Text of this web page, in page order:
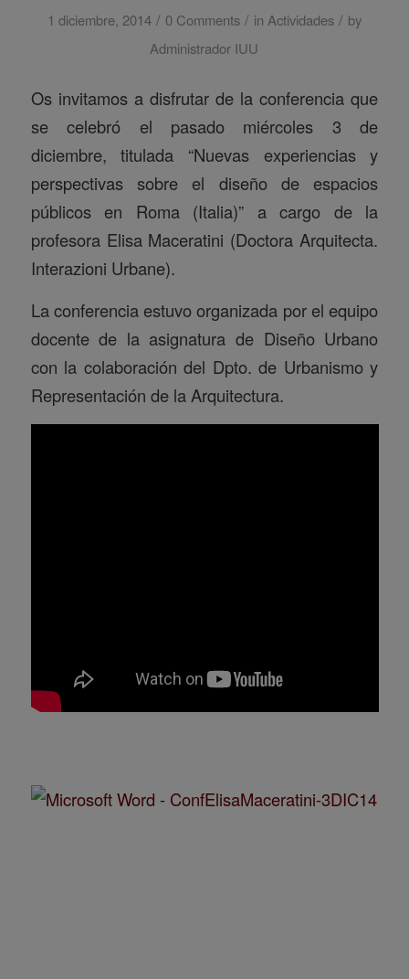
1 diciembre, 2014 / 0 Comments / in Actividades / by
Administrador IUU
Os invitamos a disfrutar de la conferencia que
se celebró el pasado miércoles 3 de
diciembre, titulada “Nuevas experiencias y
perspectivas sobre el diseño de espacios
públicos en Roma (Italia)” a cargo de la
profesora Elisa Maceratini (Doctora Arquitecta.
Interazioni Urbane).
La conferencia estuvo organizada por el equipo
docente de la asignatura de Diseño Urbano
con la colaboración del Dpto. de Urbanismo y
Representación de la Arquitectura.